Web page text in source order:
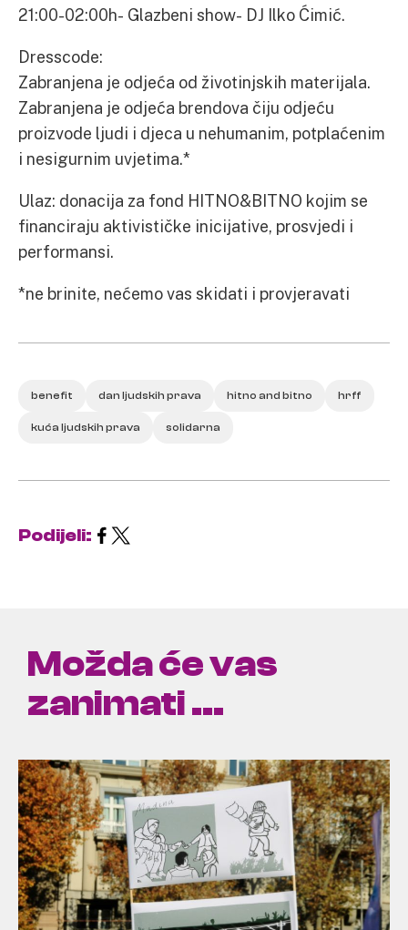
21:00-02:00h- Glazbeni show- DJ Ilko Ćimić.
Dresscode:
Zabranjena je odjeća od životinjskih materijala.
Zabranjena je odjeća brendova čiju odjeću
proizvode ljudi i djeca u nehumanim, potplaćenim
i nesigurnim uvjetima.*
Ulaz: donacija za fond HITNO&BITNO kojim se
financiraju aktivističke inicijative, prosvjedi i
performansi.
*ne brinite, nećemo vas skidati i provjeravati
benefit dan ljudskih prava hitno and bitno hrff
kuća ljudskih prava solidarna
Podijeli:
Možda će vas
zanimati ...